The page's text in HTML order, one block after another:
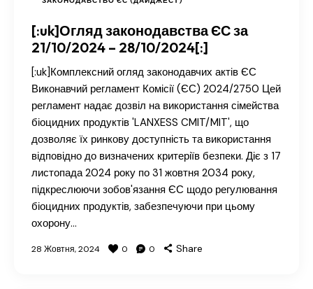
[:uk]Огляд законодавства ЄС за
21/10/2024 – 28/10/2024[:]
[:uk]Комплексний огляд законодавчих актів ЄС
Виконавчий регламент Комісії (ЄС) 2024/2750 Цей
регламент надає дозвіл на використання сімейства
біоцидних продуктів 'LANXESS CMIT/MIT', що
дозволяє їх ринкову доступність та використання
відповідно до визначених критеріїв безпеки. Діє з 17
листопада 2024 року по 31 жовтня 2034 року,
підкреслюючи зобов'язання ЄС щодо регулювання
біоцидних продуктів, забезпечуючи при цьому
охорону…
28 Жовтня, 2024 0 0 Share